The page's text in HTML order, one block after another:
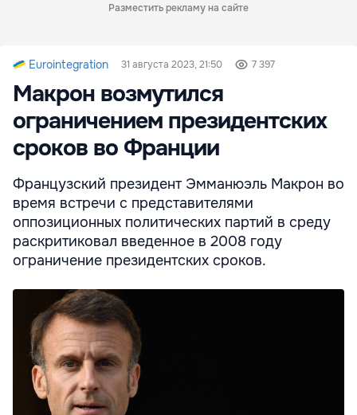
Разместить рекламу на сайте
Eurointegration 31 августа 2023, 21:50 7 397
Макрон возмутился
ограничением президентских
сроков во Франции
Французский президент Эмманюэль Макрон во
время встречи с представителями
оппозиционных политических партий в среду
раскритиковал введенное в 2008 году
ограничение президентских сроков.